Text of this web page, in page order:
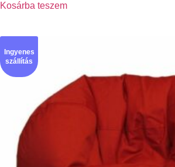
Kosárba teszem
Ingyenes
szállítás